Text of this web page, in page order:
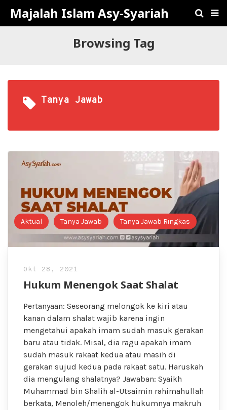
Majalah Islam Asy-Syariah
Browsing Tag
Tanya Jawab
Aktual Tanya Jawab Tanya Jawab Ringkas
Okt 28, 2021
Hukum Menengok Saat Shalat
Pertanyaan: Seseorang melongok ke kiri atau
kanan dalam shalat wajib karena ingin
mengetahui apakah imam sudah masuk gerakan
baru atau tidak. Misal, dia ragu apakah imam
sudah masuk rakaat kedua atau masih di
gerakan sujud kedua pada rakaat satu. Haruskah
dia mengulang shalatnya? Jawaban: Syaikh
Muhammad bin Shalih al-Utsaimin rahimahullah
berkata, Menoleh/menengok hukumnya makruh